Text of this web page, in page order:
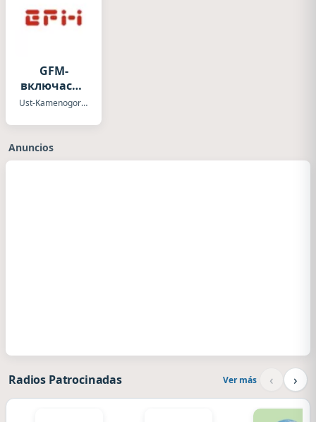
GFM-
включасйя
в ритм
Ust-Kamenogorsk
Anuncios
Radios Patrocinadas Ver más ‹ ›